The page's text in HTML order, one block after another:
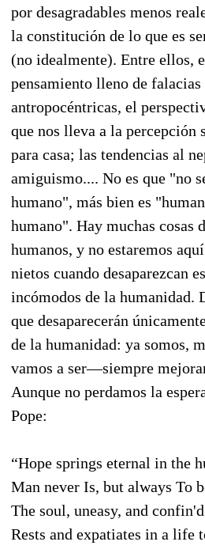
por desagradables menos
la constitución de lo que es
(no idealmente). Entre ellos,
pensamiento lleno de
antropocéntricas, el
que nos lleva a la percepción
para casa; las tendencias al
amiguismo.... No es que "no
humano", más bien es
humano". Hay muchas cosas
humanos, y no estaremos
nietos cuando desaparezcan
incómodos de la humanidad.
que desaparecerán
de la humanidad: ya somos,
vamos a ser—siempre
Aunque no perdamos la
Pope:
“Hope springs eternal in the
Man never Is, but always To
The soul, uneasy, and
Rests and expatiates in a life